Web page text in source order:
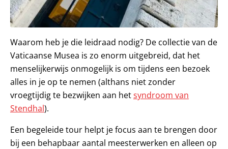
Waarom heb je die leidraad nodig? De collectie van de
Vaticaanse Musea is zo enorm uitgebreid, dat het
menselijkerwijs onmogelijk is om tijdens een bezoek
alles in je op te nemen (althans niet zonder
vroegtijdig te bezwijken aan hetsyndroom van
Stendhal).
Een begeleide tour helpt je focus aan te brengen door
bij een behapbaar aantal meesterwerken en alleen op